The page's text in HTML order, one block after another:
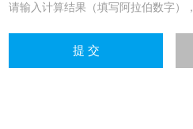
请输入计算结果（填写阿拉伯数字）